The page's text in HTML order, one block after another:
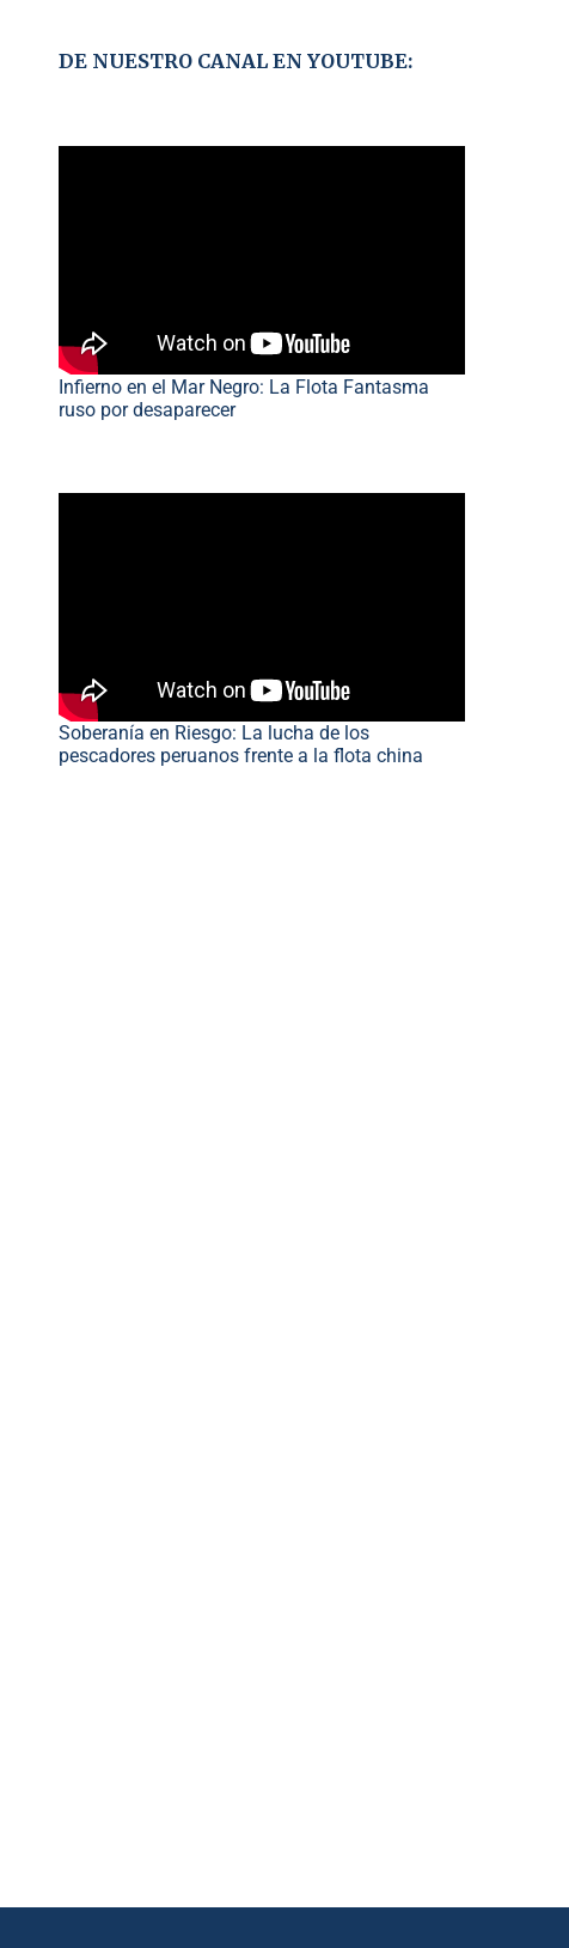
DE NUESTRO CANAL EN YOUTUBE:
Infierno en el Mar Negro: La Flota Fantasma
ruso por desaparecer
Soberanía en Riesgo: La lucha de los
pescadores peruanos frente a la flota china